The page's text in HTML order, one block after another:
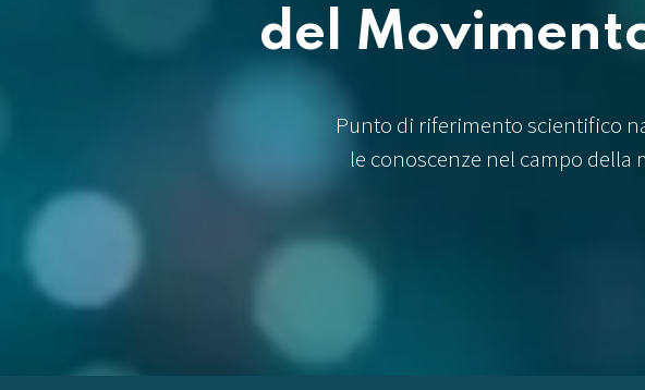
del
Punto di riferimento scientifico
le conoscenze nel campo